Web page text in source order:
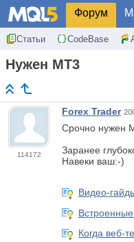
Форум
Статьи CodeBase
Нужен МТ3
114172
Forex Trader
Срочно нужен
Заранее
Навеки ваш:-)
Видео-
Когда веб-